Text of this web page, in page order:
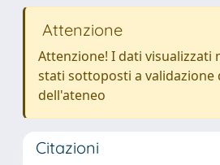
Attenzione
Attenzione! I dati visualizzati
stati sottoposti a validazione
dell'ateneo
Citazioni